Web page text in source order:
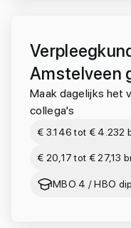
Amstelveen
Maak dagelijks het
collega's
€ 3.146 tot € 4.232
€ 20,17 tot € 27,13
MBO 4 / HBO